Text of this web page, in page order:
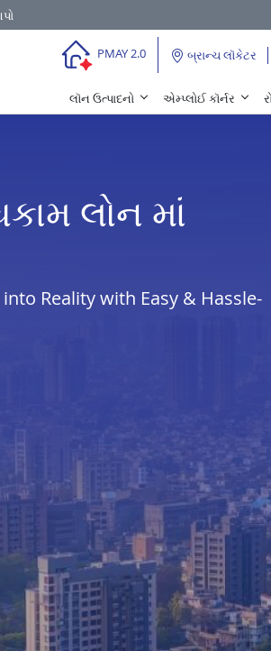
PMAY 2.0 બ્રાન્ચ લૉકેટર
લૉન ઉત્પાદનો એમ્પ્લોઈ કૉર્નર
લોન માં
Reality with Easy & Hassle-